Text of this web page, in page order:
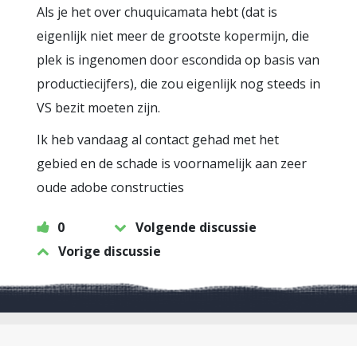
Als je het over chuquicamata hebt (dat is
eigenlijk niet meer de grootste kopermijn, die
plek is ingenomen door escondida op basis van
productiecijfers), die zou eigenlijk nog steeds in
VS bezit moeten zijn.
Ik heb vandaag al contact gehad met het
gebied en de schade is voornamelijk aan zeer
oude adobe constructies
0
Volgende discussie
Vorige discussie